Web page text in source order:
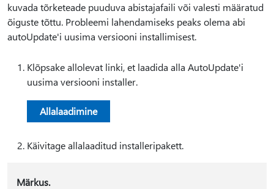
kuvada tõrketeade puuduva abistajafaili või valesti määratud
õiguste tõttu. Probleemi lahendamiseks peaks olema abi
autoUpdate'i uusima versiooni installimisest.
Klõpsake allolevat linki, et laadida alla AutoUpdate'i
uusima versiooni installer.
Allalaadimine
Käivitage allalaaditud installeripakett.
Märkus.